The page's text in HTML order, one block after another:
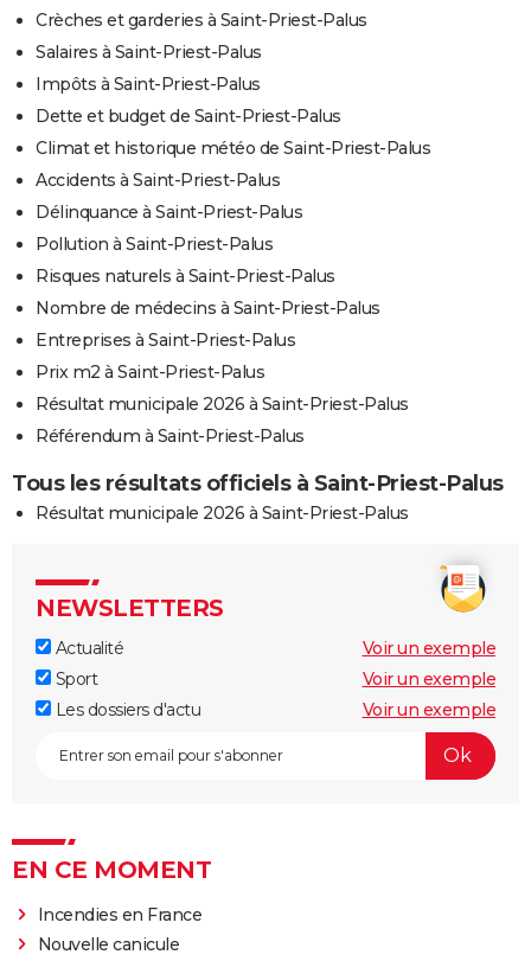
Crèches et garderies à Saint-Priest-Palus
Salaires à Saint-Priest-Palus
Impôts à Saint-Priest-Palus
Dette et budget de Saint-Priest-Palus
Climat et historique météo de Saint-Priest-Palus
Accidents à Saint-Priest-Palus
Délinquance à Saint-Priest-Palus
Pollution à Saint-Priest-Palus
Risques naturels à Saint-Priest-Palus
Nombre de médecins à Saint-Priest-Palus
Entreprises à Saint-Priest-Palus
Prix m2 à Saint-Priest-Palus
Résultat municipale 2026 à Saint-Priest-Palus
Référendum à Saint-Priest-Palus
Tous les résultats officiels à Saint-Priest-Palus
Résultat municipale 2026 à Saint-Priest-Palus
NEWSLETTERS
Actualité
Voir un exemple
Sport
Voir un exemple
Les dossiers d'actu
Voir un exemple
EN CE MOMENT
Incendies en France
Nouvelle canicule